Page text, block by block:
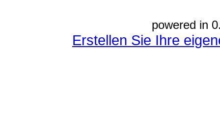
powered in
Erstellen Sie Ihre